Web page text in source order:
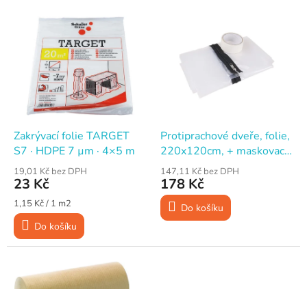
dZakrývací folie TARGET
S7 · HDPE 7 µm · 4×5 m
19,01 Kč bez DPH
23 Kč
Měrná
cena:
1,15 Kč / 1 m2
Do košíku
Protiprachové dveře, folie,
220x120cm, + maskovací
páska
147,11 Kč bez DPH
178 Kč
Do košíku